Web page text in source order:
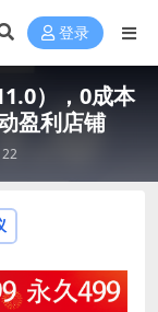
登录
），0成本
盈利店铺
22